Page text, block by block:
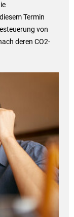
Termin
von
deren CO2-